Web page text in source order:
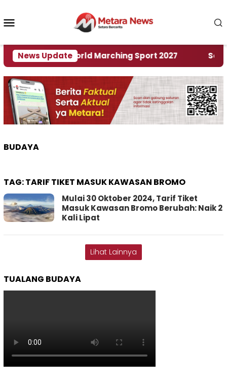
konten
News Update
Rumah World Marching Sport 2027 ‎Soal
BUDAYA
TAG:TARIF TIKET MASUK KAWASAN BROMO
Mulai 30 Oktober 2024, Tarif Tiket
Masuk Kawasan Bromo Berubah: Naik 2
Kali Lipat
Lihat Lainnya
TUALANG BUDAYA